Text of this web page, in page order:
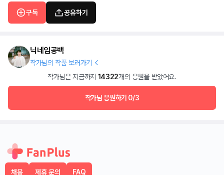
구독 공유하기
닉네임공백
작가님의 작품 보러가기
작가님은 지금까지 14322개의 응원을 받았어요.
작가님 응원하기 0/3
채용 제휴 문의 FAQ